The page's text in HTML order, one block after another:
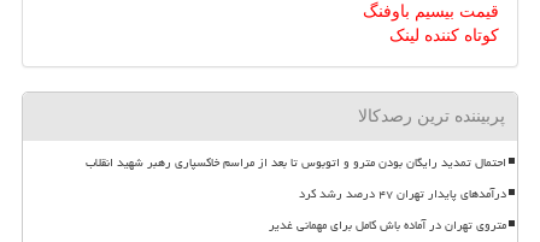
قیمت بیسیم باوفنگ
کوتاه کننده لینک
پربیننده ترین رصدکالا
احتمال تمدید رایگان بودن مترو و اتوبوس تا بعد از مراسم خاکسپاری رهبر شهید انقلاب
درآمدهای پایدار تهران ۴۷ درصد رشد کرد
متروی تهران در آماده باش کامل برای مهمانی غدیر